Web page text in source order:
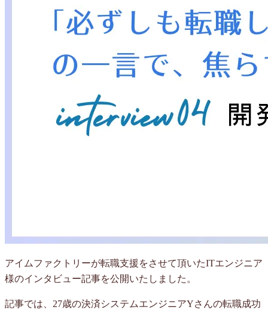
アイムファクトリーが転職支援をさせて頂いたITエンジニア
様のインタビュー記事を公開いたしました。
記事では、27歳の決済システムエンジニアYさんの転職成功